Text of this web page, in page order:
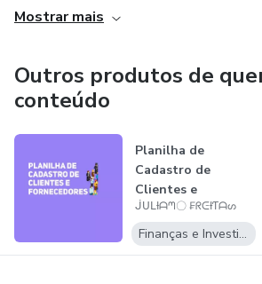
compartilhar conhecimento e ajudar
que reúne o melhor de sua expertise e
práticas.
Se você busca aprimorar suas
comercial, entender melhor o
vendas e obter resultados
oferecido por JULIANO FREITAS é a
Aproveite essa oportunidade única de
especialista reconhecido e alcance o
Mostrar mais
Outros produtos de
conteúdo
Planilha de
Cadastro de
Clientes e
Fornecedores
ᒎᑌᒪƗᗩᘉ〇 ₣ᖇᕮƗƬᗩᔕ
Finanças e Investimentos